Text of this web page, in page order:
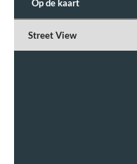
Op de kaart
Street View